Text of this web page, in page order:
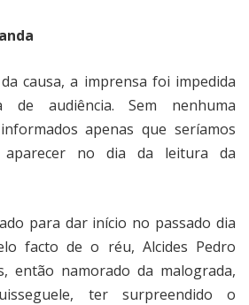
causa, a imprensa foi impedida
audiência. Sem nenhuma
apenas que seríamos
aparecer no dia da leitura da
para dar início no passado dia
facto de o réu, Alcides Pedro
então namorado da malograda,
ter surpreendido o